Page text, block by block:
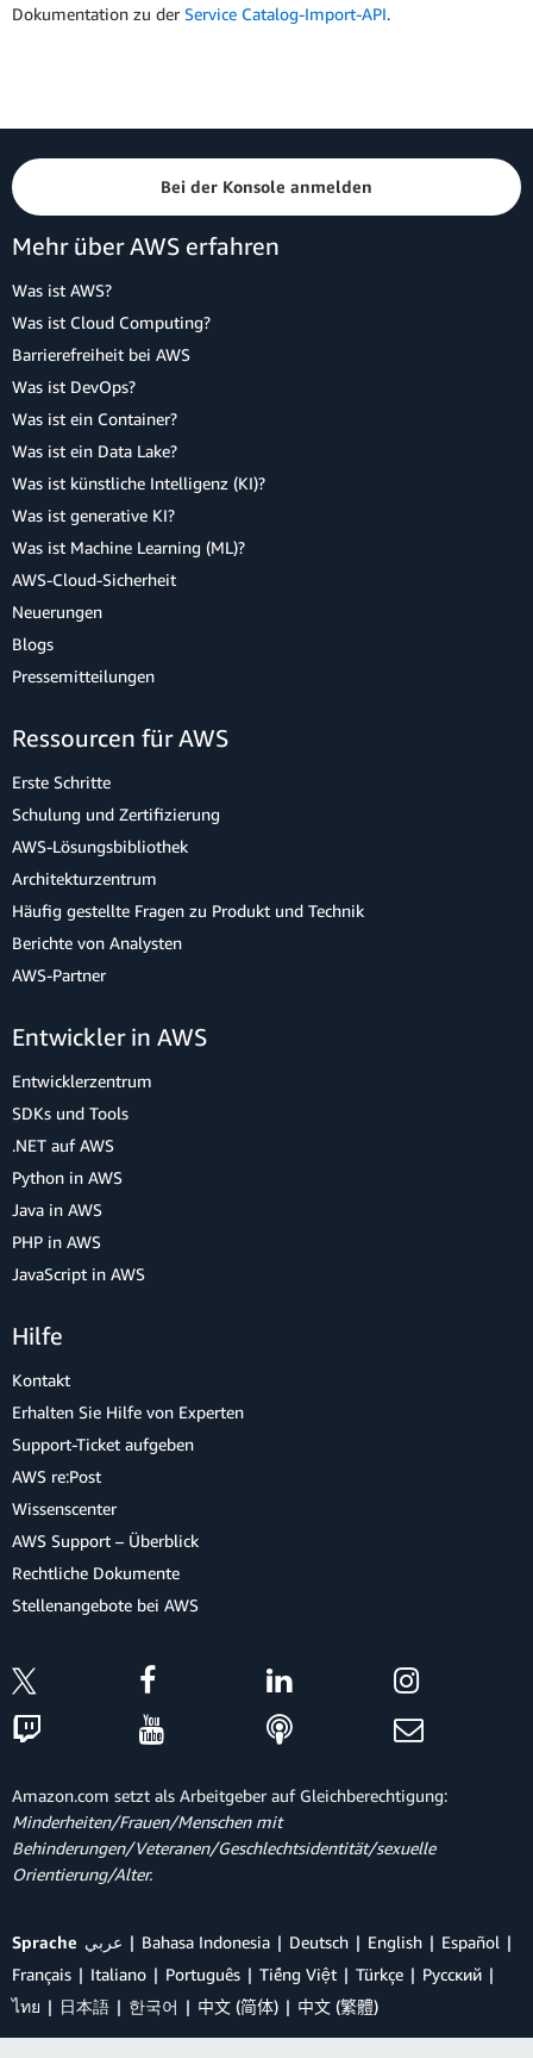
Dokumentation zu der Service Catalog-Import-API.
Bei der Konsole anmelden
Mehr über AWS erfahren
Was ist AWS?
Was ist Cloud Computing?
Barrierefreiheit bei AWS
Was ist DevOps?
Was ist ein Container?
Was ist ein Data Lake?
Was ist künstliche Intelligenz (KI)?
Was ist generative KI?
Was ist Machine Learning (ML)?
AWS-Cloud-Sicherheit
Neuerungen
Blogs
Pressemitteilungen
Ressourcen für AWS
Erste Schritte
Schulung und Zertifizierung
AWS-Lösungsbibliothek
Architekturzentrum
Häufig gestellte Fragen zu Produkt und Technik
Berichte von Analysten
AWS-Partner
Entwickler in AWS
Entwicklerzentrum
SDKs und Tools
.NET auf AWS
Python in AWS
Java in AWS
PHP in AWS
JavaScript in AWS
Hilfe
Kontakt
Erhalten Sie Hilfe von Experten
Support-Ticket aufgeben
AWS re:Post
Wissenscenter
AWS Support – Überblick
Rechtliche Dokumente
Stellenangebote bei AWS
Amazon.com setzt als Arbeitgeber auf Gleichberechtigung:
Minderheiten/Frauen/Menschen mit
Behinderungen/Veteranen/Geschlechtsidentität/sexuelle
Orientierung/Alter.
Sprache عربي Bahasa Indonesia Deutsch English
Español
Français
Italiano Português Tiếng Việt Türkçe
Ρусский
ไทย
日本語 한국어 中文 (简体) 中文 (繁體)